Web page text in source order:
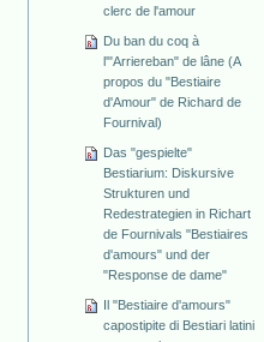
clerc de l'amour
Du ban du coq à
l'"Arriereban" de lâne (A
propos du "Bestiaire
d'Amour" de Richard de
Fournival)
Das "gespielte"
Bestiarium: Diskursive
Strukturen und
Redestrategien in Richart
de Fournivals "Bestiaires
d'amours" und der
"Response de dame"
Il "Bestiaire d'amours"
capostipite di Bestiari latini